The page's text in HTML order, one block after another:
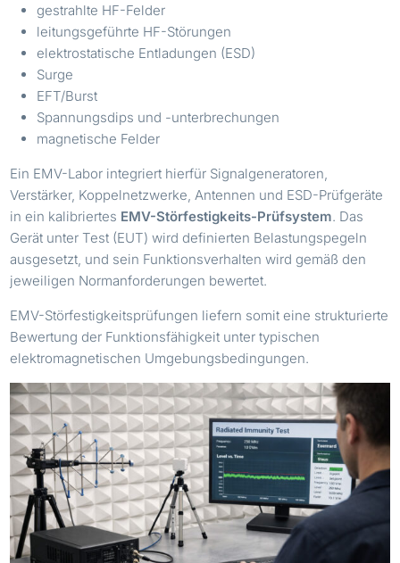
gestrahlte HF-Felder
leitungsgeführte HF-Störungen
elektrostatische Entladungen (ESD)
Surge
EFT/Burst
Spannungsdips und -unterbrechungen
magnetische Felder
Ein EMV-Labor integriert hierfür Signalgeneratoren,
Verstärker, Koppelnetzwerke, Antennen und ESD-Prüfgeräte
in ein kalibriertes EMV-Störfestigkeits-Prüfsystem. Das
Gerät unter Test (EUT) wird definierten Belastungspegeln
ausgesetzt, und sein Funktionsverhalten wird gemäß den
jeweiligen Normanforderungen bewertet.
EMV-Störfestigkeitsprüfungen liefern somit eine strukturierte
Bewertung der Funktionsfähigkeit unter typischen
elektromagnetischen Umgebungsbedingungen.